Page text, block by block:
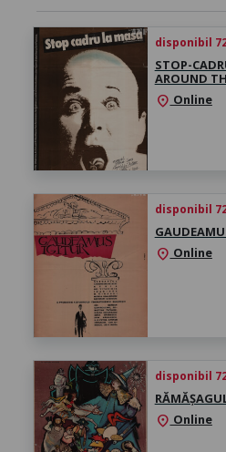
disponibil
STOP-
AROUND
location_on Online
disponibil
location_on Online
disponibil
location_on Online